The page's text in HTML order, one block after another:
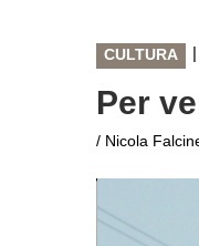
CULTURA |
Per
/ Nicola